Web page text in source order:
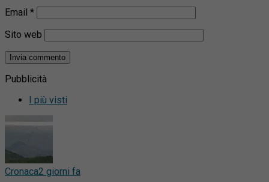
Email *
Sito web
Pubblicità
I più visti
Cronaca2 giorni fa